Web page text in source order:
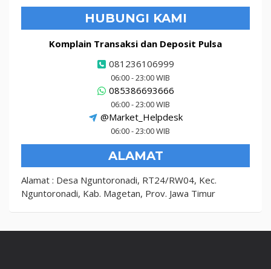
HUBUNGI KAMI
Komplain Transaksi dan Deposit Pulsa
081236106999
06:00 - 23:00 WIB
085386693666
06:00 - 23:00 WIB
@Market_Helpdesk
06:00 - 23:00 WIB
ALAMAT
Alamat : Desa Nguntoronadi, RT24/RW04, Kec.
Nguntoronadi, Kab. Magetan, Prov. Jawa Timur